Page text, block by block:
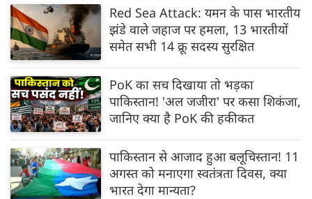
Red Sea Attack: यमन के पास भारतीय
झंडे वाले जहाज पर हमला, 13 भारतीयों
समेत सभी 14 क्रू सदस्य सुरक्षित
PoK का सच दिखाया तो भड़का
पाकिस्तान! 'अल जजीरा' पर कसा शिकंजा,
जानिए क्या है PoK की हकीकत
पाकिस्तान से आजाद हुआ बलूचिस्तान! 11
अगस्त को मनाएगा स्वतंत्रता दिवस, क्या
भारत देगा मान्यता?